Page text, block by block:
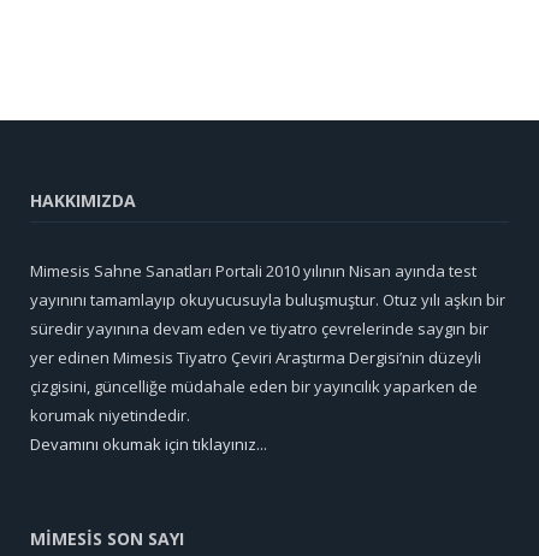
HAKKIMIZDA
Mimesis Sahne Sanatları Portali 2010 yılının Nisan ayında test
yayınını tamamlayıp okuyucusuyla buluşmuştur. Otuz yılı aşkın bir
süredir yayınına devam eden ve tiyatro çevrelerinde saygın bir
yer edinen Mimesis Tiyatro Çeviri Araştırma Dergisi’nin düzeyli
çizgisini, güncelliğe müdahale eden bir yayıncılık yaparken de
korumak niyetindedir.
Devamını okumak için tıklayınız...
MİMESİS SON SAYI